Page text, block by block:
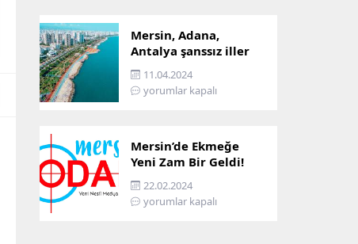
Mersin, Adana,
Antalya şanssız iller
arasına girdi: İşte
sebebi…
11.04.2024
yorumlar kapalı
Mersin’de Ekmeğe
Yeni Zam Bir Geldi!
İşte Mersin’in Zamlı
Ekmek Fiyatı!
22.02.2024
yorumlar kapalı